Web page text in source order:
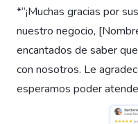
*“¡Muchas gracias por
nuestro negocio,
encantados de saber
con nosotros. Le
esperamos poder